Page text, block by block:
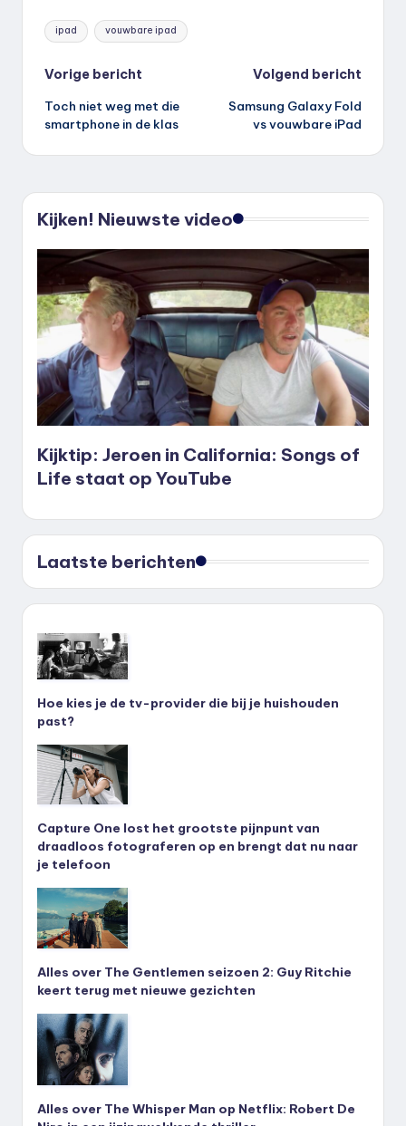
Tags:
ipad vouwbare ipad
Bericht
navigatie
Vorige bericht
Toch niet weg met die
smartphone in de klas
Volgend bericht
Samsung Galaxy Fold
vs vouwbare iPad
Kijken! Nieuwste video
Kijktip: Jeroen in California: Songs of
Life staat op YouTube
Laatste berichten
Hoe kies je de tv-provider die bij je huishouden
past?
Capture One lost het grootste pijnpunt van
draadloos fotograferen op en brengt dat nu naar
je telefoon
Alles over The Gentlemen seizoen 2: Guy Ritchie
keert terug met nieuwe gezichten
Alles over The Whisper Man op Netflix: Robert De